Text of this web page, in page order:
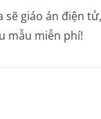
sẽ giáo án điện
mẫu miễn phí!